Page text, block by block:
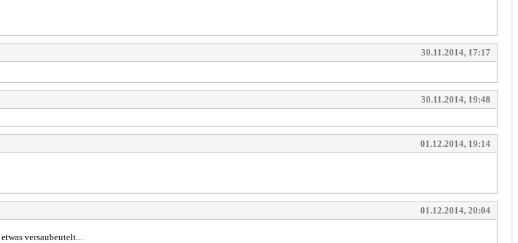
30.11.2014, 17:17
30.11.2014, 19:48
01.12.2014, 19:14
01.12.2014, 20:04
versaubeutelt...